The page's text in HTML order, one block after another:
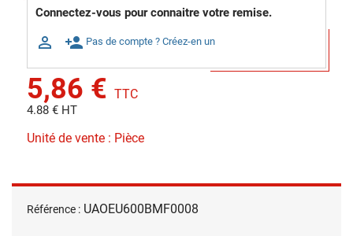
Connectez-vous pour connaitre votre remise.
 person_add Pas de compte ? Créez-en un
5,86 € TTC
4.88 € HT
Unité de vente : Pièce
Référence : UAOEU600BMF0008